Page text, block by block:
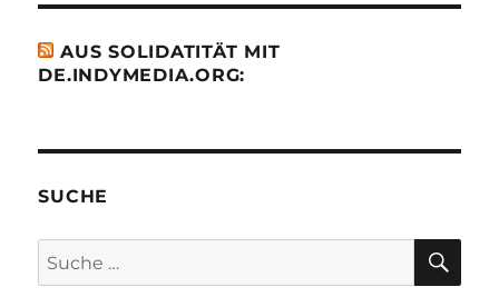
AUS SOLIDATITÄT MIT
DE.INDYMEDIA.ORG:
SUCHE
Suche
nach: